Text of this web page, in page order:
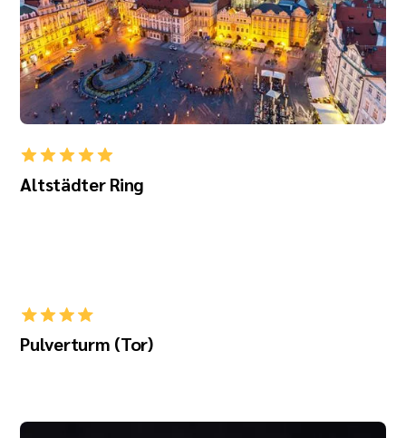
Altstädter Ring
Pulverturm (Tor)